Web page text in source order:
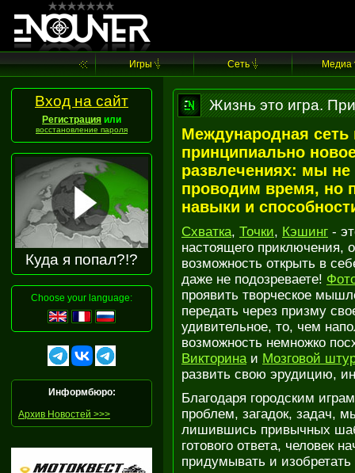
Игры Cеть Медиа
Вход на сайт
Регистрация или
восстановление пароля
Куда я попал?!?
Choose your language:
Информбюро:
Архив Новостей >>>
Жизнь это игра.
Международная сеть
принципиально
развлечениях: мы не
проводим время, но
навыки и
Схватка, Точки, Кэшинг -
настоящего приключения,
возможность открыть в
даже не подозреваете!
проявить творческое
передать через призму
удивительное, то, чем
возможность немножко
Викторинаи Мозговой
развить свою эрудицию,
Благодаря городским
проблем, загадок, задач,
лишившись привычных
готового ответа, человек
придумывать и